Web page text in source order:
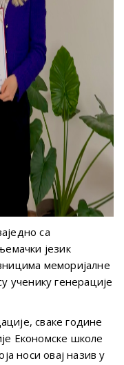
са
језик
меморијалне
ученику генерације
сваке године
Економске школе
носи овај назив у